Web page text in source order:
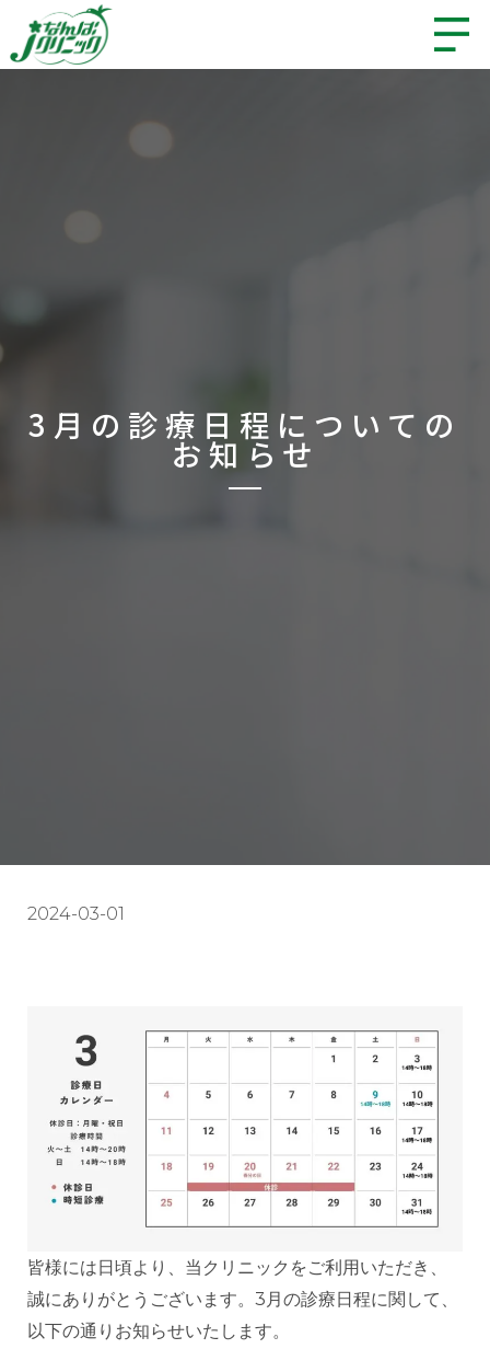
3月の診療日程についての
お知らせ
2024-03-01
皆様には日頃より、当クリニックをご利用いただき、
誠にありがとうございます。3月の診療日程に関して、
以下の通りお知らせいたします。